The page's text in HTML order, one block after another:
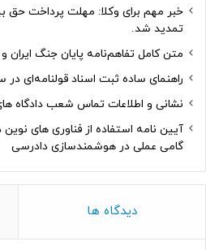
تمدید شد.
متن کامل تفاهم‌نامه پایان جنگ ایران
راهنمای ساده ثبت اسناد قولنامه‌ای
نشانی و اطلاعات تماس شعب دادگاه
آیین نامه استفاده از فناوری های
گامی عملی در هوشمندسازی دادرسی
دیدگاه ها